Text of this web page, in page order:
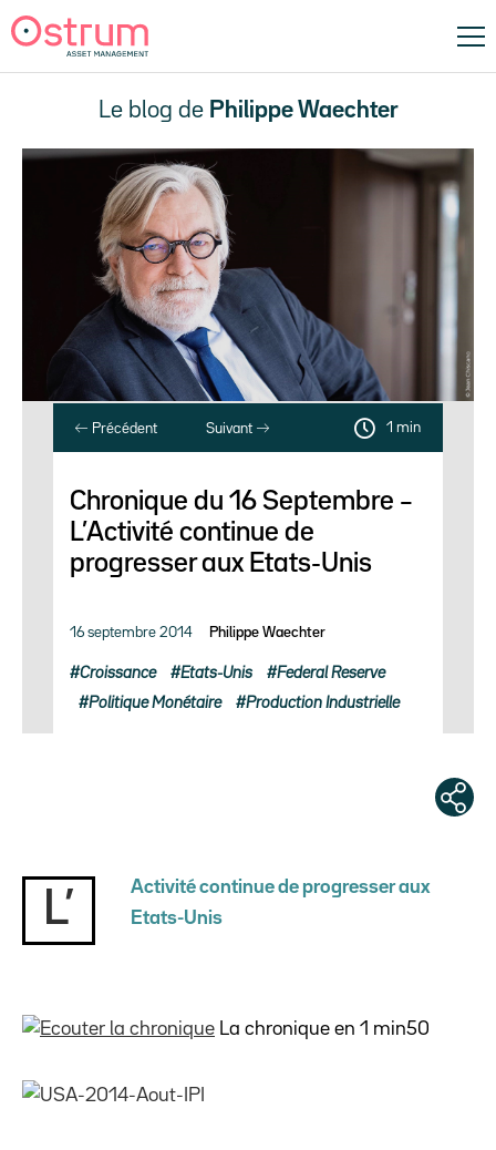
Le blog de Philippe Waechter
Précédent Suivant 1 min
Chronique du 16 Septembre –
L’Activité continue de
progresser aux Etats-Unis
16 septembre 2014 Philippe Waechter
Croissance Etats-Unis Federal Reserve
Politique Monétaire Production Industrielle
L’
Activité continue de progresser aux
Etats-Unis
La chronique en 1 min50